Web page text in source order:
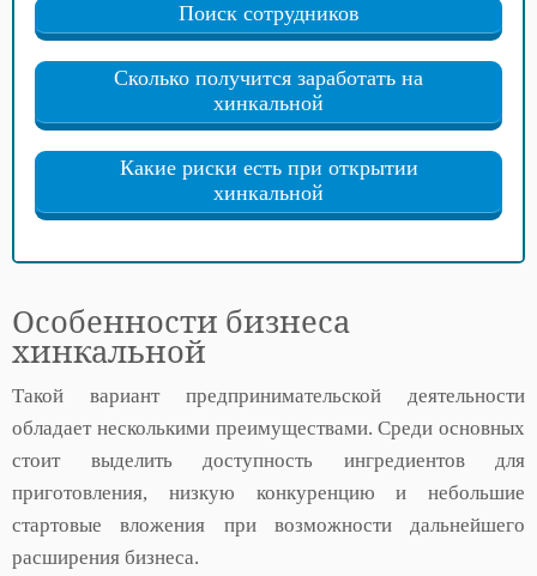
Поиск сотрудников
Сколько получится заработать на
хинкальной
Какие риски есть при открытии
хинкальной
Особенности бизнеса
хинкальной
Такой вариант предпринимательской деятельности
обладает несколькими преимуществами. Среди основных
стоит выделить доступность ингредиентов для
приготовления, низкую конкуренцию и небольшие
стартовые вложения при возможности дальнейшего
расширения бизнеса.